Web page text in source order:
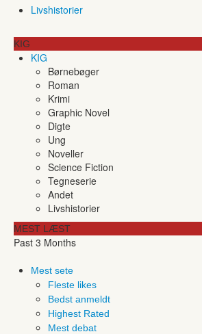
Livshistorier
KIG
KIG
Børnebøger
Roman
Krimi
Graphic Novel
Digte
Ung
Noveller
Science Fiction
Tegneserie
Andet
Livshistorier
MEST LÆST
Past 3 Months
Mest sete
Fleste likes
Bedst anmeldt
Highest Rated
Mest debat